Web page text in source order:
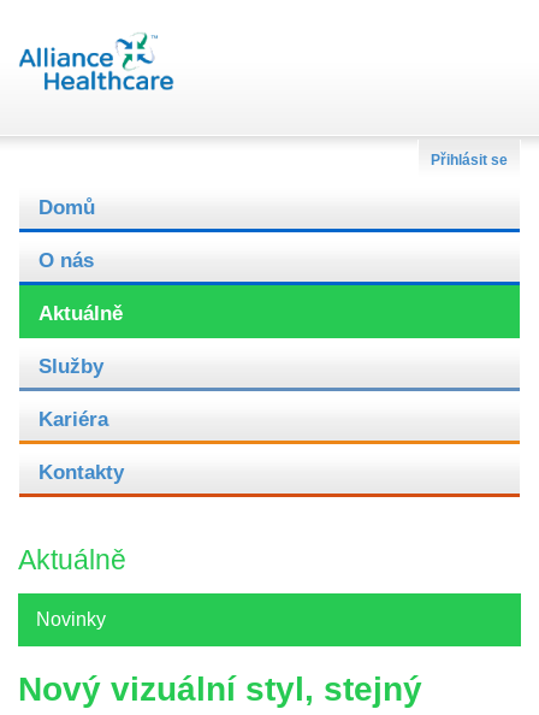
Přihlásit se
Domů
O nás
Aktuálně
Služby
Kariéra
Kontakty
Aktuálně
Novinky
Nový vizuální styl, stejný